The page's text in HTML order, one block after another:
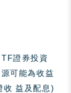
證券投資
可能為收益
收 益及配息)